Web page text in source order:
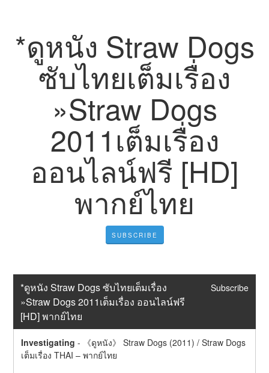
*ดูหนัง Straw Dogs
ซับไทยเต็มเรื่อง
»Straw Dogs
2011เต็มเรื่อง
ออนไลน์ฟรี [HD]
พากย์ไทย
SUBSCRIBE
*ดูหนัง Straw Dogs ซับไทยเต็มเรื่อง
»Straw Dogs 2011เต็มเรื่อง ออนไลน์ฟรี
[HD] พากย์ไทย
Subscribe
Investigating -
《ดูหนัง》 Straw Dogs (2011) / Straw Dogs
เต็มเรื่อง THAI – พากย์ไทย